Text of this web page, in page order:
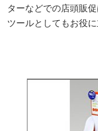
ターなどでの店頭販
ツールとしてもお役に